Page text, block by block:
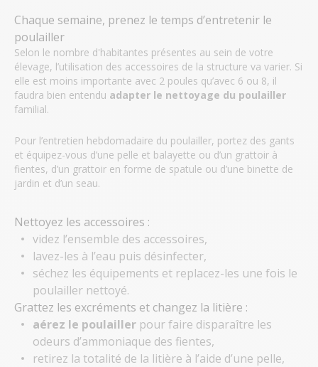
Chaque semaine, prenez le temps d’entretenir le
poulailler
Selon le nombre d'habitantes présentes au sein de votre
élevage, l’utilisation des accessoires de la structure va varier. Si
elle est moins importante avec 2 poules qu’avec 6 ou 8, il
faudra bien entendu adapter le nettoyage du poulailler
familial.
Pour l’entretien hebdomadaire du poulailler, portez des gants
et équipez-vous d’une pelle et balayette ou d’un grattoir à
fientes, d’un grattoir en forme de spatule ou d’une binette de
jardin et d’un seau.
Nettoyez les accessoires :
videz l’ensemble des accessoires,
lavez-les à l’eau puis désinfecter,
séchez les équipements et replacez-les une fois le
poulailler nettoyé.
Grattez les excréments et changez la litière :
aérez le poulailler pour faire disparaître les
odeurs d’ammoniaque des fientes,
retirez la totalité de la litière à l’aide d’une pelle,